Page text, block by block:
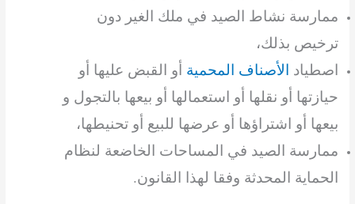
ممارسة نشاط الصيد في ملك الغير دون
ترخيص بذلك،
اصطياد الأصناف المحمية أو القبض عليها أو
حيازتها أو نقلها أو استعمالها أو بيعها بالتجول و
بيعها أو اشتراؤها أو عرضها للبيع أو تحنيطها،
ممارسة الصيد في المساحات الخاضعة لنظام
الحماية المحدثة وفقا لهذا القانون.